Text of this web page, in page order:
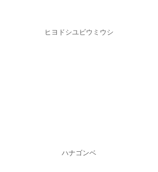
ヒヨドシユビウミウシ
ハナゴンベ